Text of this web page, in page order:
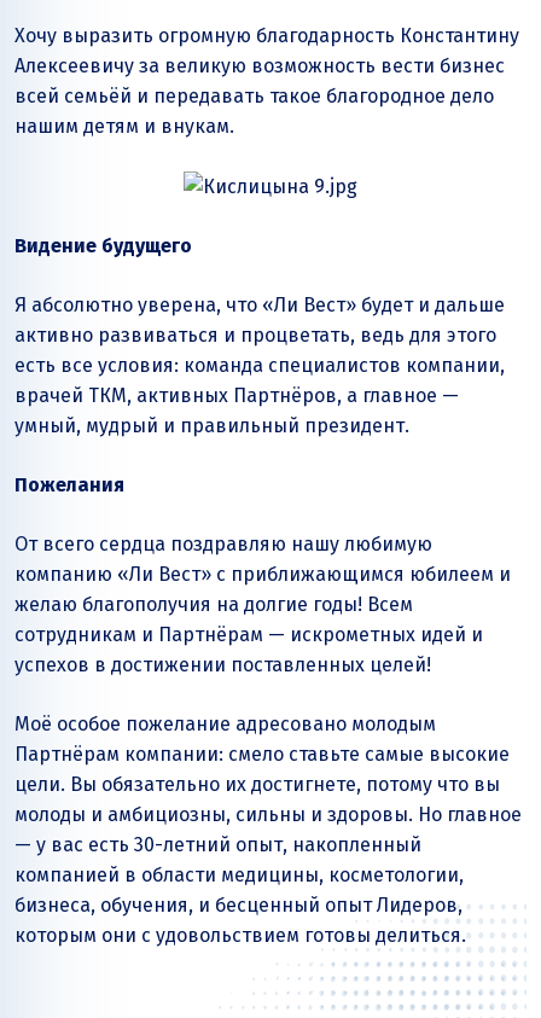
Хочу выразить огромную благодарность Константину
Алексеевичу за великую возможность вести бизнес
всей семьёй и передавать такое благородное дело
нашим детям и внукам.
Видение будущего
Я абсолютно уверена, что «Ли Вест» будет и дальше
активно развиваться и процветать, ведь для этого
есть все условия: команда специалистов компании,
врачей ТКМ, активных Партнёров, а главное —
умный, мудрый и правильный президент.
Пожелания
От всего сердца поздравляю нашу любимую
компанию «Ли Вест» с приближающимся юбилеем и
желаю благополучия на долгие годы! Всем
сотрудникам и Партнёрам — искрометных идей и
успехов в достижении поставленных целей!
Моё особое пожелание адресовано молодым
Партнёрам компании: смело ставьте самые высокие
цели. Вы обязательно их достигнете, потому что вы
молоды и амбициозны, сильны и здоровы. Но главное
— у вас есть 30-летний опыт, накопленный
компанией в области медицины, косметологии,
бизнеса, обучения, и бесценный опыт Лидеров,
которым они с удовольствием готовы делиться.